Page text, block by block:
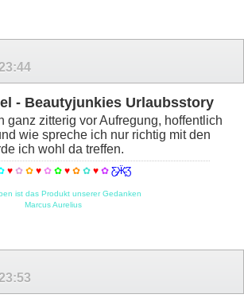
- Beautyjunkies Urlaubsstory
ganz zitterig vor Aufregung, hoffentlich
wie spreche ich nur richtig mit den
ich wohl da treffen.
♥✿ ✿ ♥✿✿♥✿✿♥✿Ƹ̵̡Ӝ̵̨̄Ʒ
ist das Produkt unserer Gedanken
Marcus Aurelius